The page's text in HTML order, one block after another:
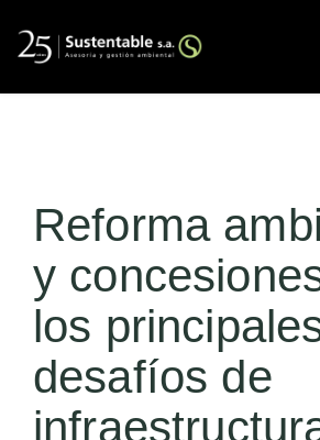
Reforma
y
los
desafíos de